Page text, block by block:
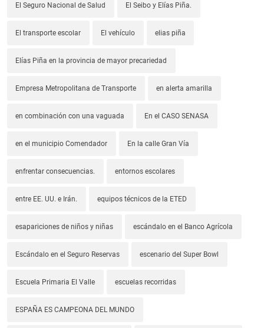
El Seguro Nacional de Salud El Seibo y Elías Piña.
El transporte escolar El vehículo elias piña
Elías Piña en la provincia de mayor precariedad
Empresa Metropolitana de Transporte en alerta amarilla
en combinación con una vaguada En el CASO SENASA
en el municipio Comendador En la calle Gran Vía
enfrentar consecuencias. entornos escolares
entre EE. UU. e Irán. equipos técnicos de la ETED
esapariciones de niños y niñas escándalo en el Banco Agrícola
Escándalo en el Seguro Reservas escenario del Super Bowl
Escuela Primaria El Valle escuelas recorridas
ESPAÑA ES CAMPEONA DEL MUNDO